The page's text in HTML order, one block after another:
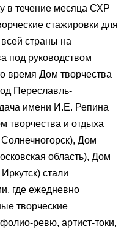
в течение месяца СХР
стажировки для
страны на
под руководством
время Дом творчества
Переславль-
имени И.Е. Репина
творчества и отдыха
Дом
область), Дом
стали
где ежедневно
творческие
ревю, артист-токи,